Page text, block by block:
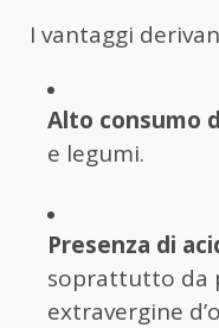
I vantaggi
Alto consumo
e legumi.
Presenza di
soprattutto da
extravergine